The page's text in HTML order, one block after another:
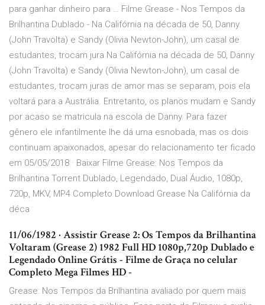
para ganhar dinheiro para … Filme Grease - Nos Tempos da
Brilhantina Dublado - Na Califórnia na década de 50, Danny
(John Travolta) e Sandy (Olivia Newton-John), um casal de
estudantes, trocam jura Na Califórnia na década de 50, Danny
(John Travolta) e Sandy (Olivia Newton-John), um casal de
estudantes, trocam juras de amor mas se separam, pois ela
voltará para a Austrália. Entretanto, os planos mudam e Sandy
por acaso se matricula na escola de Danny. Para fazer
gênero ele infantilmente lhe dá uma esnobada, mas os dois
continuam apaixonados, apesar do relacionamento ter ficado
em 05/05/2018 · Baixar Filme Grease: Nos Tempos da
Brilhantina Torrent Dublado, Legendado, Dual Áudio, 1080p,
720p, MKV, MP4 Completo Download Grease Na Califórnia da
déca
11/06/1982 · Assistir Grease 2: Os Tempos da Brilhantina
Voltaram (Grease 2) 1982 Full HD 1080p,720p Dublado e
Legendado Online Grátis - Filme de Graça no celular
Completo Mega Filmes HD -
Grease: Nos Tempos da Brilhantina avaliado por quem mais